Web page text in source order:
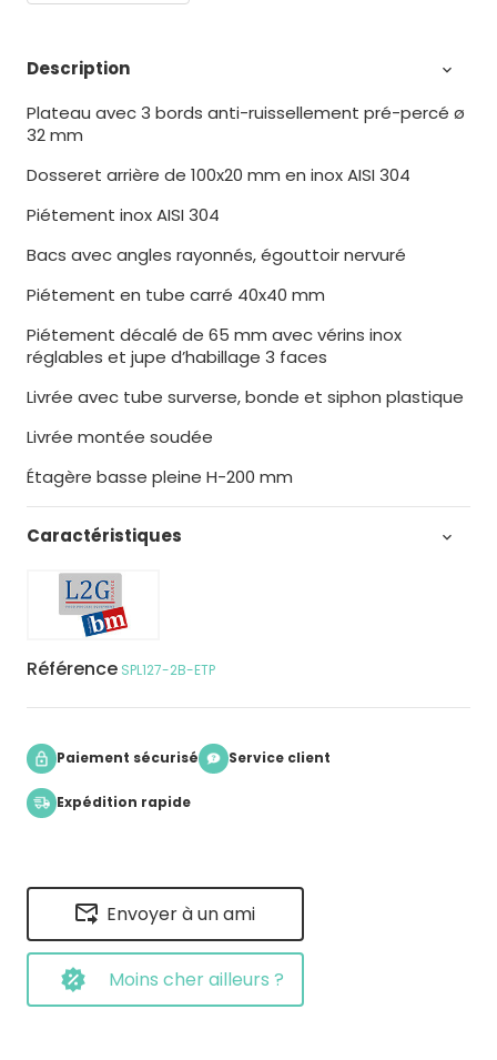
Envoyer à un ami
Moins cher ailleurs ?
Description 
Plateau avec 3 bords anti-ruissellement pré-percé ø
32 mm
Dosseret arrière de 100x20 mm en inox AISI 304
Piétement inox AISI 304
Bacs avec angles rayonnés, égouttoir nervuré
Piétement en tube carré 40x40 mm
Piétement décalé de 65 mm avec vérins inox
réglables et jupe d’habillage 3 faces
Livrée avec tube surverse, bonde et siphon plastique
Livrée montée soudée
Étagère basse pleine H-200 mm
Caractéristiques 
Référence SPL127-2B-ETP
Paiement sécurisé Service client
Expédition rapide